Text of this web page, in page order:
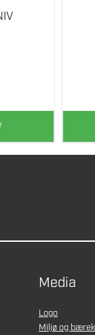
Media
Logo
Miljø og